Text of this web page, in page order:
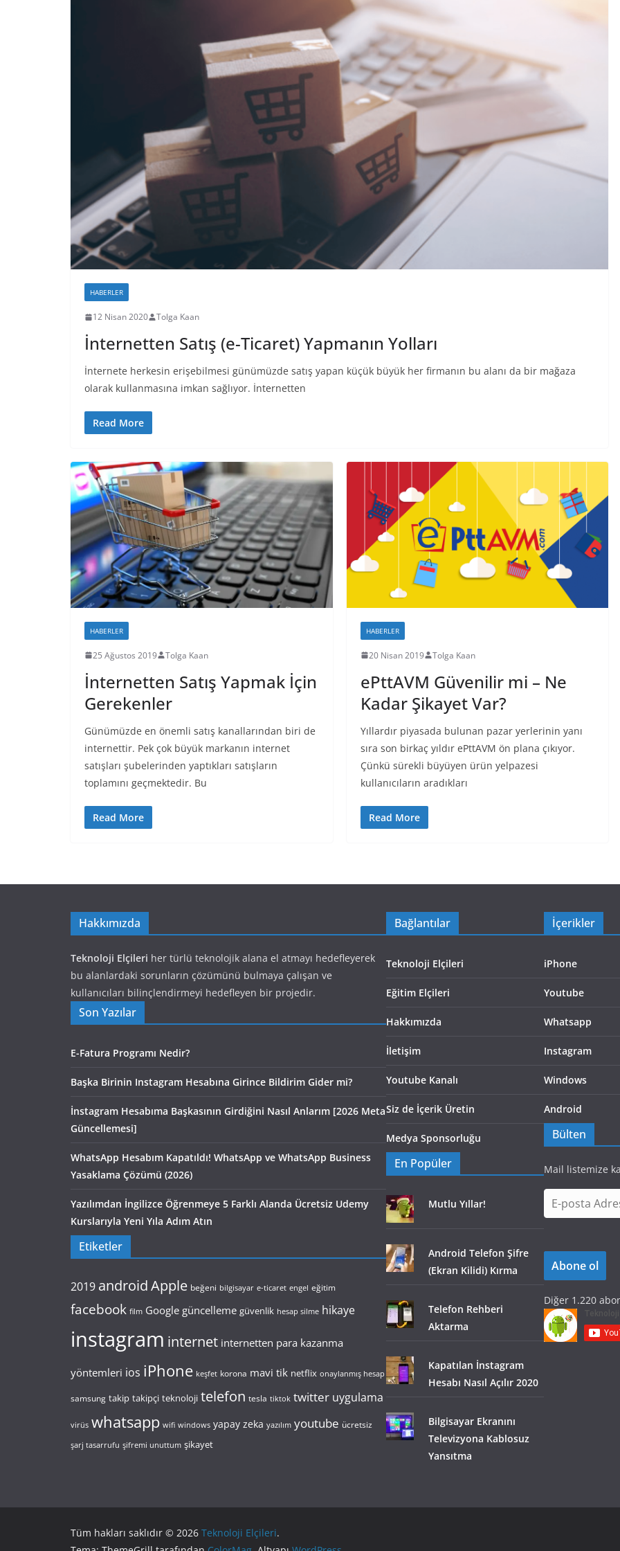
HABERLER
12 Nisan 2020 Tolga Kaan
İnternetten Satış (e-Ticaret) Yapmanın Yolları
İnternete herkesin erişebilmesi günümüzde satış yapan küçük büyük her firmanın bu alanı da bir mağaza
olarak kullanmasına imkan sağlıyor. İnternetten
Read More
HABERLER
25 Ağustos 2019 Tolga Kaan
İnternetten Satış Yapmak İçin
Gerekenler
Günümüzde en önemli satış kanallarından biri de
internettir. Pek çok büyük markanın internet
satışları şubelerinden yaptıkları satışların
toplamını geçmektedir. Bu
Read More
HABERLER
20 Nisan 2019 Tolga Kaan
ePttAVM Güvenilir mi – Ne
Kadar Şikayet Var?
Yıllardır piyasada bulunan pazar yerlerinin yanı
sıra son birkaç yıldır ePttAVM ön plana çıkıyor.
Çünkü sürekli büyüyen ürün yelpazesi
kullanıcıların aradıkları
Read More
Hakkımızda
Teknoloji Elçileri her türlü teknolojik alana el atmayı hedefleyerek
bu alanlardaki sorunların çözümünü bulmaya çalışan ve
kullanıcıları bilinçlendirmeyi hedefleyen bir projedir.
Son Yazılar
E-Fatura Programı Nedir?
Başka Birinin Instagram Hesabına Girince Bildirim Gider mi?
İnstagram Hesabıma Başkasının Girdiğini Nasıl Anlarım [2026 Meta
Güncellemesi]
WhatsApp Hesabım Kapatıldı! WhatsApp ve WhatsApp Business
Yasaklama Çözümü (2026)
Yazılımdan İngilizce Öğrenmeye 5 Farklı Alanda Ücretsiz Udemy
Kurslarıyla Yeni Yıla Adım Atın
Etiketler
2019 androidApple beğeni bilgisayar e-ticaret engel eğitim
facebook film Google güncelleme güvenlik hesap silme hikaye
instagram internet internetten para kazanma
yöntemleri ios iPhone keşfet korona mavi tik netflix onaylanmış hesap
samsung takip takipçi teknoloji telefon tesla tiktok twitter uygulama
virüs whatsapp wifi windows yapay zeka yazılım youtube ücretsiz
şarj tasarrufu şifremi unuttum şikayet
Bağlantılar
Teknoloji Elçileri
Eğitim Elçileri
Hakkımızda
İletişim
Youtube Kanalı
Siz de İçerik Üretin
Medya Sponsorluğu
En Popüler
Mutlu Yıllar!
Android Telefon Şifre
(Ekran Kilidi) Kırma
Telefon Rehberi
Aktarma
Kapatılan İnstagram
Hesabı Nasıl Açılır 2020
Bilgisayar Ekranını
Televizyona Kablosuz
Yansıtma
İçerikler
iPhone
Youtube
Whatsapp
Instagram
Windows
Android
Bülten
Mail listemize
-
o
t
a
A
d
Abone ol
Diğer 1.220
Tüm hakları saklıdır © 2026 Teknoloji Elçileri.